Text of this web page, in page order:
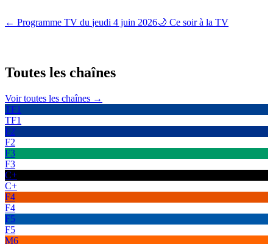
← Programme TV du jeudi 4 juin 2026🌙 Ce soir à la TV
Toutes les chaînes
Voir toutes les chaînes →
TF1
TF1
F2
F2
F3
F3
C+
C+
F4
F4
F5
F5
M6